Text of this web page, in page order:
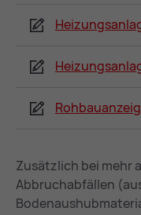
Zusätzlich bei mehr
Abbruchabfällen